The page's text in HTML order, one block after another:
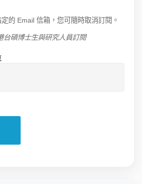
的 Email 信箱，您可隨時取消訂閱。
台碩博士生與研究人員訂閱